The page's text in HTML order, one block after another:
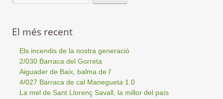
El més recent
Els incendis de la nostra generació
2/030 Barraca del Gorreta
Aiguader de Baix, balma de l'
4/027 Barraca de cal Manegueta 1.0
La mel de Sant Llorenç Savall, la millor del país